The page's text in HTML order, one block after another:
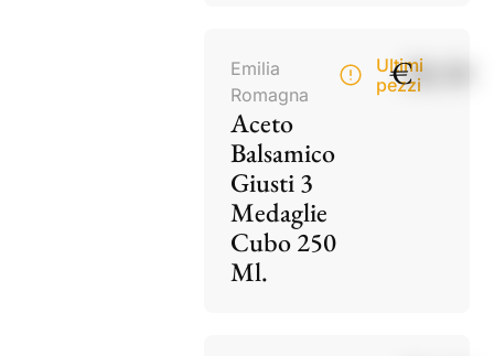
Emilia
Romagna
Aceto
Balsamico
Giusti 3
Medaglie
Cubo 250
Ml.
Ultimi
pezzi
€28,50